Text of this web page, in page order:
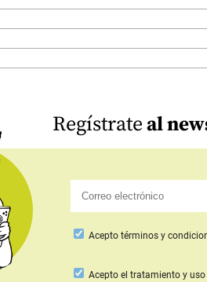
Regístrateal
Acepto términos y
Aceptoel tratamiento y uso